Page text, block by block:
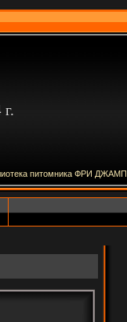
питомника ФРИ ДЖАМП